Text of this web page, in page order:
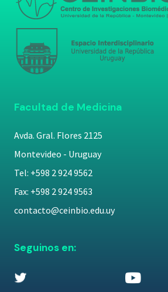
Facultad de Medicina
Avda. Gral. Flores 2125
Montevideo - Uruguay
Tel: +598 2 924 9562
Fax: +598 2 924 9563
contacto@ceinbio.edu.uy
Seguinos en: